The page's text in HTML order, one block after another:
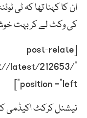
ان کا کہنا تھا کہ ٹی
کی وکٹ لے کر بہت
[post-relate
latest/212653/”
position =”left”]
نیشنل کرکٹ اکیڈمی